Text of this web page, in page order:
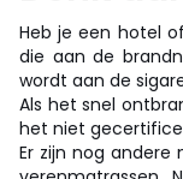
Heb je een hotel
die aan de
wordt aan de
Als het snel
het niet
Er zijn nog andere